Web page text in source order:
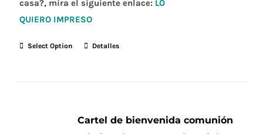
casa?, mira el siguiente enlace: LO
QUIERO IMPRESO
Select Option Detalles
Cartel de bienvenida comunión